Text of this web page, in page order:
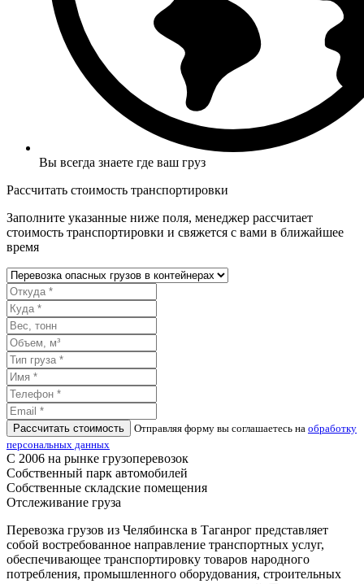
Вы всегда знаете где ваш груз
Рассчитать стоимость транспортировки
Заполните указанные ниже поля, менеджер рассчитает
стоимость транспортировки и свяжется с вами в ближайшее
время
Рассчитать стоимость Отправляя форму вы соглашаетесь на обработку
персональных данных
С 2006 на рынке грузоперевозок
Собственный парк автомобилей
Собственные складские помещения
Отслеживание груза
Перевозка грузов из Челябинска в Таганрог представляет
собой востребованное направление транспортных услуг,
обеспечивающее транспортировку товаров народного
потребления, промышленного оборудования, строительных